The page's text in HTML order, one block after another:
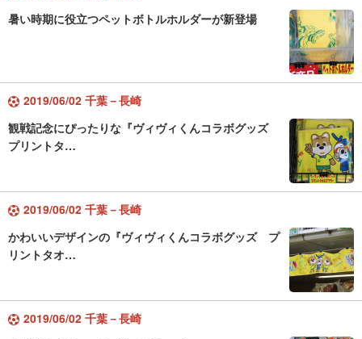
暑い時期に役立つペットボトルホルダーが新登場
2019/06/02 千葉－長崎
観戦記念にぴったりな『ヴィヴィくんコラボグッズ
プリントタ…
2019/06/02 千葉－長崎
かわいいデザインの『ヴィヴィくんコラボグッズ プ
リントタオ…
2019/06/02 千葉－長崎